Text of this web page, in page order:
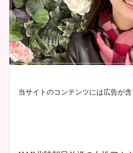
当サイトのコンテンツには広告が